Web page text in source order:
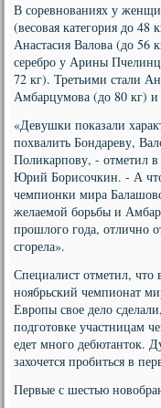
В соревнованиях у
(весовая категория до
Анастасия Валова (до 56
серебро у Арины
72 кг). Третьими стали
Амбарцумова (до 80 кг)
«Девушки показали
похвалить Бондареву,
Поликарпову, - отметил
Юрий Борисочкин. - А
чемпионки мира
желаемой борьбы и
прошлого года, отлично
сгорела».
Специалист отметил, что
ноябрьский чемпионат
Европы свое дело
подготовке участницам
едет много дебютанток.
захочется пробиться в
Первые с шестью